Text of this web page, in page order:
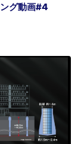
グ動画#4